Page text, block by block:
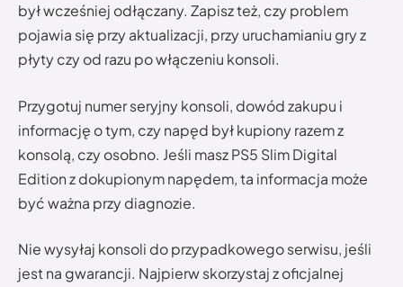
był wcześniej odłączany. Zapisz też, czy problem
pojawia się przy aktualizacji, przy uruchamianiu gry z
płyty czy od razu po włączeniu konsoli.
Przygotuj numer seryjny konsoli, dowód zakupu i
informację o tym, czy napęd był kupiony razem z
konsolą, czy osobno. Jeśli masz PS5 Slim Digital
Edition z dokupionym napędem, ta informacja może
być ważna przy diagnozie.
Nie wysyłaj konsoli do przypadkowego serwisu, jeśli
jest na gwarancji. Najpierw skorzystaj z oficjalnej